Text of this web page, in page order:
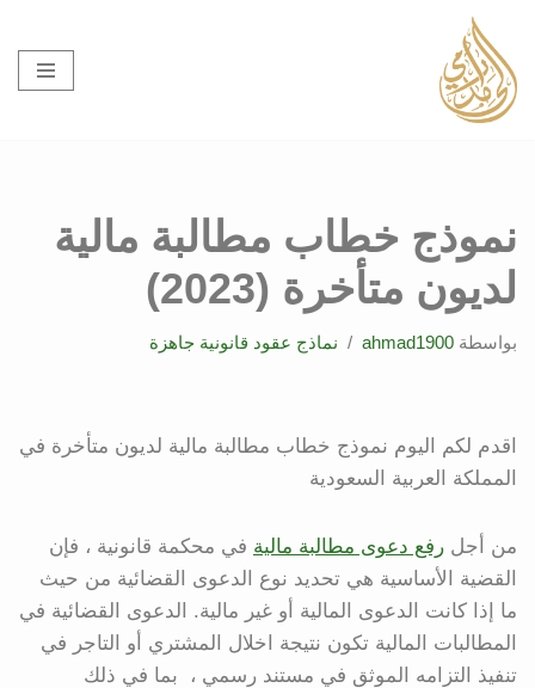
تخطى
إلى
المحتوى
نموذج خطاب مطالبة مالية
لديون متأخرة (2023)
بواسطة ahmad1900 نماذج عقود قانونية جاهزة
اقدم لكم اليوم نموذج خطاب مطالبة مالية لديون متأخرة في
المملكة العربية السعودية
من أجل رفع دعوى مطالبة مالية في محكمة قانونية ، فإن
القضية الأساسية هي تحديد نوع الدعوى القضائية من حيث
ما إذا كانت الدعوى المالية أو غير مالية. الدعوى القضائية في
المطالبات المالية تكون نتيجة اخلال المشتري أو التاجر في
تنفيذ التزامه الموثق في مستند رسمي ، بما في ذلك